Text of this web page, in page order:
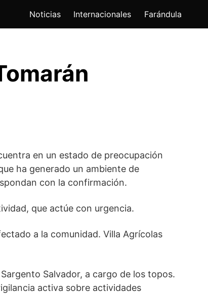
Noticias Internacionales Farándula
en un estado de preocupación
ha generado un ambiente de
con la confirmación.
que actúe con urgencia.
a la comunidad. Villa Agrícolas
Salvador, a cargo de los topos.
activa sobre actividades